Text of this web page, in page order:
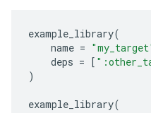
example_library(
name =
deps = [
)
example_library(